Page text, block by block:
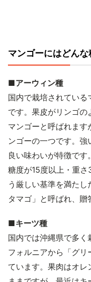
マンゴーにはどんな
■アーウィン種
国内で栽培されている
です。果皮がリンゴ
マンゴーと呼ばれま
ンゴーの一つです。
良い味わいが特徴です。
糖度が15度以上・重
う厳しい基準を満た
タマゴ」と呼ばれ、贈
■キーツ種
国内では沖縄県で多く
フォルニアから「グ
ています。果肉はオ